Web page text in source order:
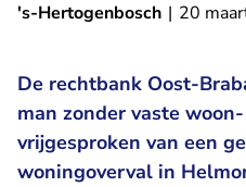
's-Hertogenbosch | 20
De rechtbank Oost-
man zonder vaste
vrijgesproken van een
woningoverval in